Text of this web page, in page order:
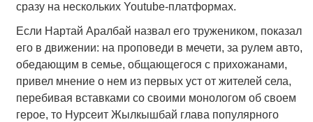
сразу на нескольких Youtube-платформах.
Если Нартай Аралбай назвал его тружеником, показал
его в движении: на проповеди в мечети, за рулем авто,
обедающим в семье, общающегося с прихожанами,
привел мнение о нем из первых уст от жителей села,
перебивая вставками со своими монологом об своем
герое, то Нурсеит Жылкышбай глава популярного